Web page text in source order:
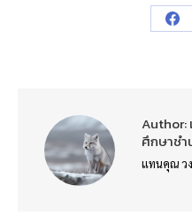
Author:
ศึกษาช
แทนคุณ ว